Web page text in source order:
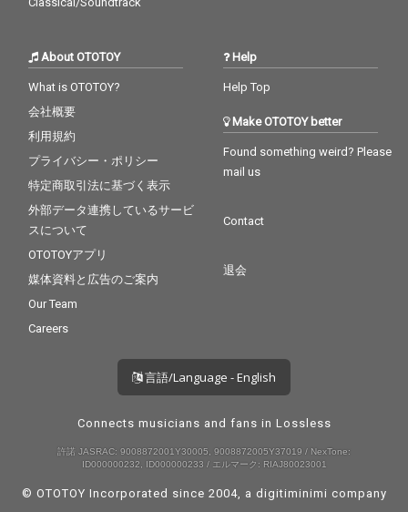
About OTOTOY
What is OTOTOY?
会社概要
利用規約
プライバシー・ポリシー
特定商取引法に基づく表示
外部データ連携しているサービ
スについて
OTOTOYアプリ
媒体資料と広告のご案内
Our Team
Careers
Help
Help Top
Make OTOTOY better
Found something weird? Please
mail us
Contact
退会
言語/Language - English
Connects musicians and fans in Lossless
許諾 JASRAC: 9008872001Y30005, 9008872005Y37019 / NexTone:
ID000000232, ID000000233 / エルマーク: RIAJ80023001
© OTOTOY Incorporated since 2004, a digitiminimi company